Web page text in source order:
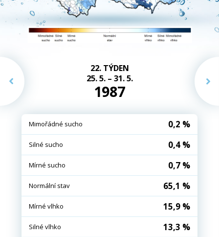
22. TÝDEN
25. 5. – 31. 5.
1987
Mimořádné sucho 0,2 %
Silné sucho 0,4 %
Mírné sucho 0,7 %
Normální stav 65,1 %
Mírné vlhko 15,9 %
Silné vlhko 13,3 %